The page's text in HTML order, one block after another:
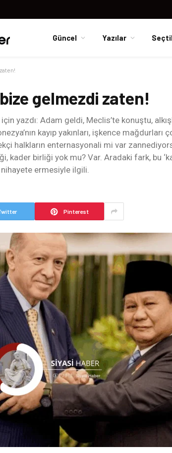
Güncel Yazılar
gelmezdi zaten!
yazdı: Adam geldi, Meclis’te konuştu,
kayıp yakınları, işkence mağdurları
halkların enternasyonali mi var
kader birliği yok mu? Var. Aradaki fark, bu
ermesiyle ilgili.
Pinterest